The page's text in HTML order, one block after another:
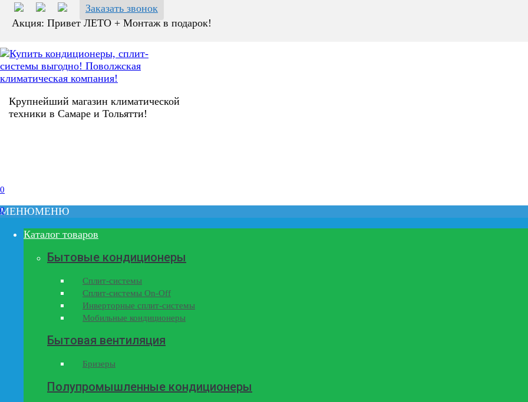
Перейти
содержанию
Заказать звонок
Акция: Привет ЛЕТО + Монтаж в подарок!
Крупнейший магазин климатической
техники в Самаре и Тольятти!
0
0
МЕНЮМЕНЮ
Каталог товаров
Бытовые кондиционеры
Сплит-системы
Сплит-системы On-Off
Инверторные сплит-системы
Мобильные кондиционеры
Бытовая вентиляция
Бризеры
Полупромышленные кондиционеры